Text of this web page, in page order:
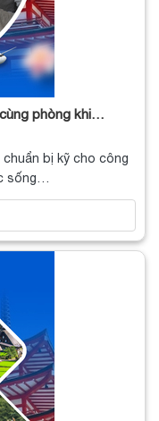
phòng khi…
bị kỹ cho công
sống…